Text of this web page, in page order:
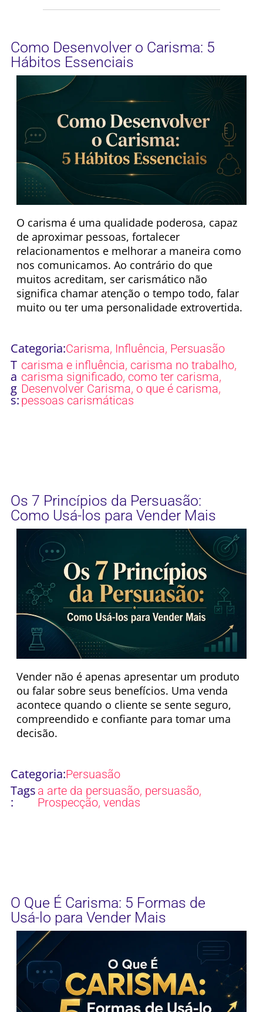
Como Desenvolver o Carisma: 5
Hábitos Essenciais
O carisma é uma qualidade poderosa, capaz
de aproximar pessoas, fortalecer
relacionamentos e melhorar a maneira como
nos comunicamos. Ao contrário do que
muitos acreditam, ser carismático não
significa chamar atenção o tempo todo, falar
muito ou ter uma personalidade extrovertida.
Categoria:Carisma, Influência, Persuasão
T
a
g
s:
carisma e influência, carisma no trabalho,
carisma significado, como ter carisma,
Desenvolver Carisma, o que é carisma,
pessoas carismáticas
Os 7 Princípios da Persuasão:
Como Usá-los para Vender Mais
Vender não é apenas apresentar um produto
ou falar sobre seus benefícios. Uma venda
acontece quando o cliente se sente seguro,
compreendido e confiante para tomar uma
decisão.
Categoria:Persuasão
Tags
:
a arte da persuasão, persuasão,
Prospecção, vendas
O Que É Carisma: 5 Formas de
Usá-lo para Vender Mais